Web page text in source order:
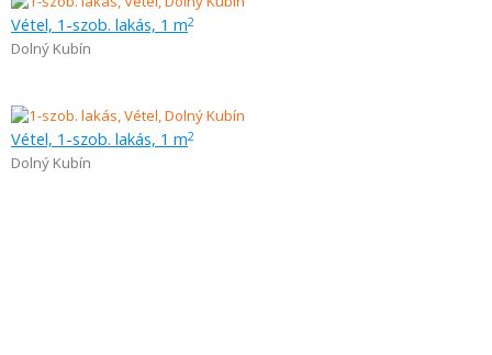
Vétel, 1-szob. lakás, 1 m2
Dolný Kubín
Vétel, 1-szob. lakás, 1 m2
Dolný Kubín